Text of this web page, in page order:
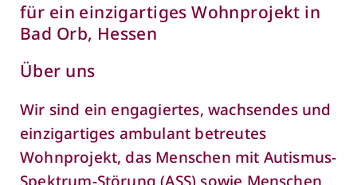
für ein einzigartiges Wohnprojekt in
Bad Orb, Hessen
Über uns
Wir sind ein engagiertes, wachsendes und
einzigartiges ambulant betreutes
Wohnprojekt, das Menschen mit Autismus-